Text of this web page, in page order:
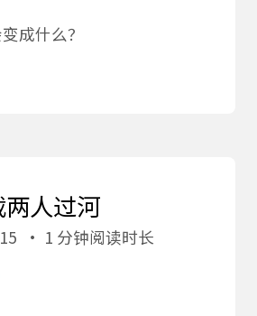
成什么？
人过河
· 1 分钟阅读时长